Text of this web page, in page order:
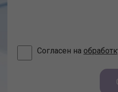
Согласен на